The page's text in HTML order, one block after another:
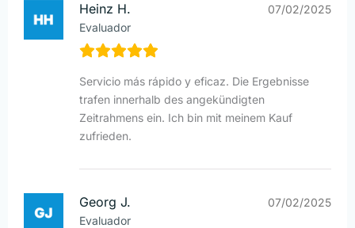
Heinz H.
Evaluador
07/02/2025
Servicio más rápido y eficaz. Die Ergebnisse
trafen innerhalb des angekündigten
Zeitrahmens ein. Ich bin mit meinem Kauf
zufrieden.
Georg J.
Evaluador
07/02/2025